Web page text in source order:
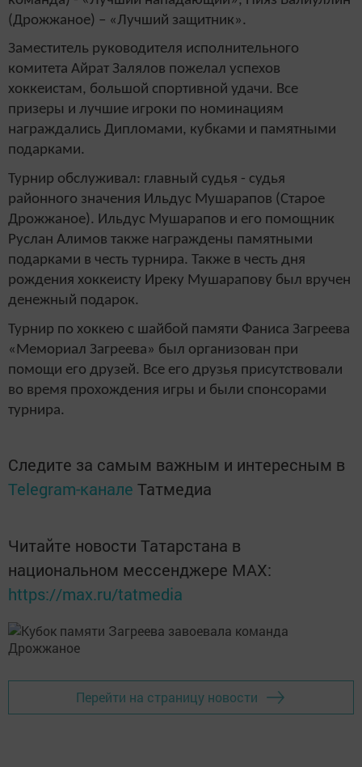
(Дрожжаное) – «Лучший защитник».
Заместитель руководителя исполнительного
комитета Айрат Залялов пожелал успехов
хоккеистам, большой спортивной удачи. Все
призеры и лучшие игроки по номинациям
награждались Дипломами, кубками и памятными
подарками.
Турнир обслуживал: главный судья - судья
районного значения Ильдус Мушарапов (Старое
Дрожжаное). Ильдус Мушарапов и его помощник
Руслан Алимов также награждены памятными
подарками в честь турнира. Также в честь дня
рождения хоккеисту Иреку Мушарапову был вручен
денежный подарок.
Турнир по хоккею с шайбой памяти Фаниса Загреева
«Мемориал Загреева» был организован при
помощи его друзей. Все его друзья присутствовали
во время прохождения игры и были спонсорами
турнира.
Следите за самым важным и интересным в
Telegram-канале Татмедиа
Читайте новости Татарстана в
национальном мессенджере MАХ:
https://max.ru/tatmedia
Перейти на страницу новости